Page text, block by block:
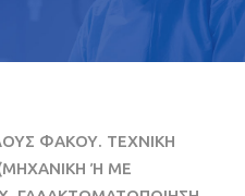
ΦΑΚΟΥ. ΤΕΧΝΙΚΗ
Ή ΜΕ